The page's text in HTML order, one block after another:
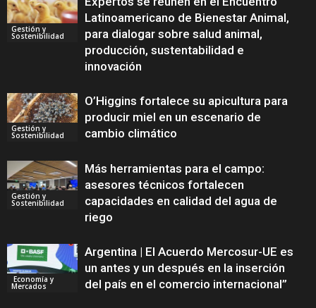
Gestión y
Sostenibilidad
Latinoamericano de Bienestar Animal,
para dialogar sobre salud animal,
producción, sustentabilidad e
innovación
Gestión y
Sostenibilidad
O’Higgins fortalece su apicultura para
producir miel en un escenario de
cambio climático
Gestión y
Sostenibilidad
Más herramientas para el campo:
asesores técnicos fortalecen
capacidades en calidad del agua de
riego
Economía y
Mercados
Argentina | El Acuerdo Mercosur-UE es
un antes y un después en la inserción
del país en el comercio internacional”